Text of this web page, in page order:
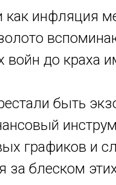
инфляция
до краха
быть
графиков и
блеском